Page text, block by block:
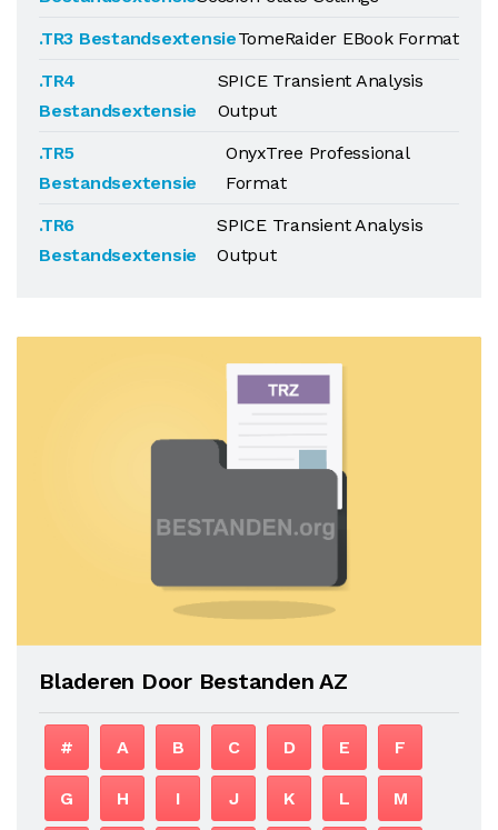
.TR3 BestandsextensieTomeRaider EBook Format
.TR4
Bestandsextensie
SPICE Transient Analysis
Output
.TR5
Bestandsextensie
OnyxTree Professional
Format
.TR6
Bestandsextensie
SPICE Transient Analysis
Output
Bladeren Door Bestanden AZ
# A B C D E F
G H I J K L M